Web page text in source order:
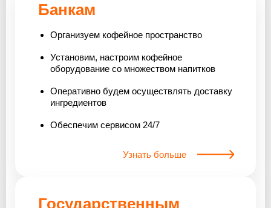
Банкам
Организуем кофейное пространство
Установим, настроим кофейное
оборудование со множеством напитков
Оперативно будем осуществлять доставку
ингредиентов
Обеспечим сервисом 24/7
Узнать больше
Государственным